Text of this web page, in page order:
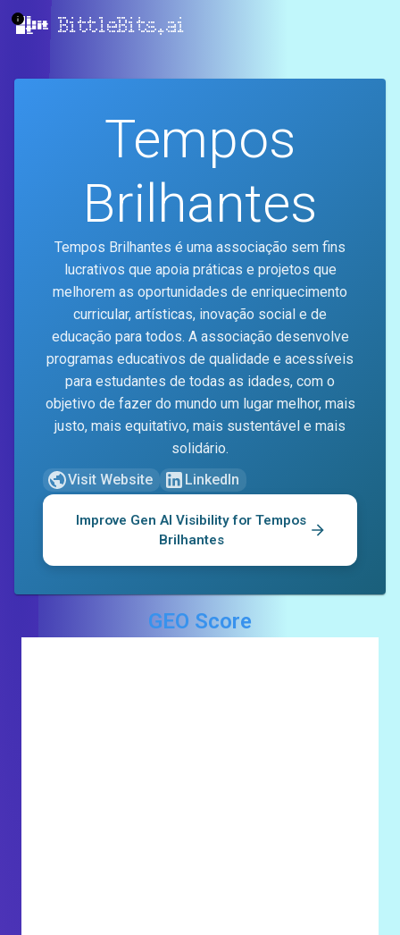
BittleBits.ai
Tempos
Brilhantes
Tempos Brilhantes é uma associação sem fins
lucrativos que apoia práticas e projetos que
melhorem as oportunidades de enriquecimento
curricular, artísticas, inovação social e de
educação para todos. A associação desenvolve
programas educativos de qualidade e acessíveis
para estudantes de todas as idades, com o
objetivo de fazer do mundo um lugar melhor, mais
justo, mais equitativo, mais sustentável e mais
solidário.
Visit Website
LinkedIn
Improve Gen AI Visibility for Tempos
Brilhantes
GEO Score